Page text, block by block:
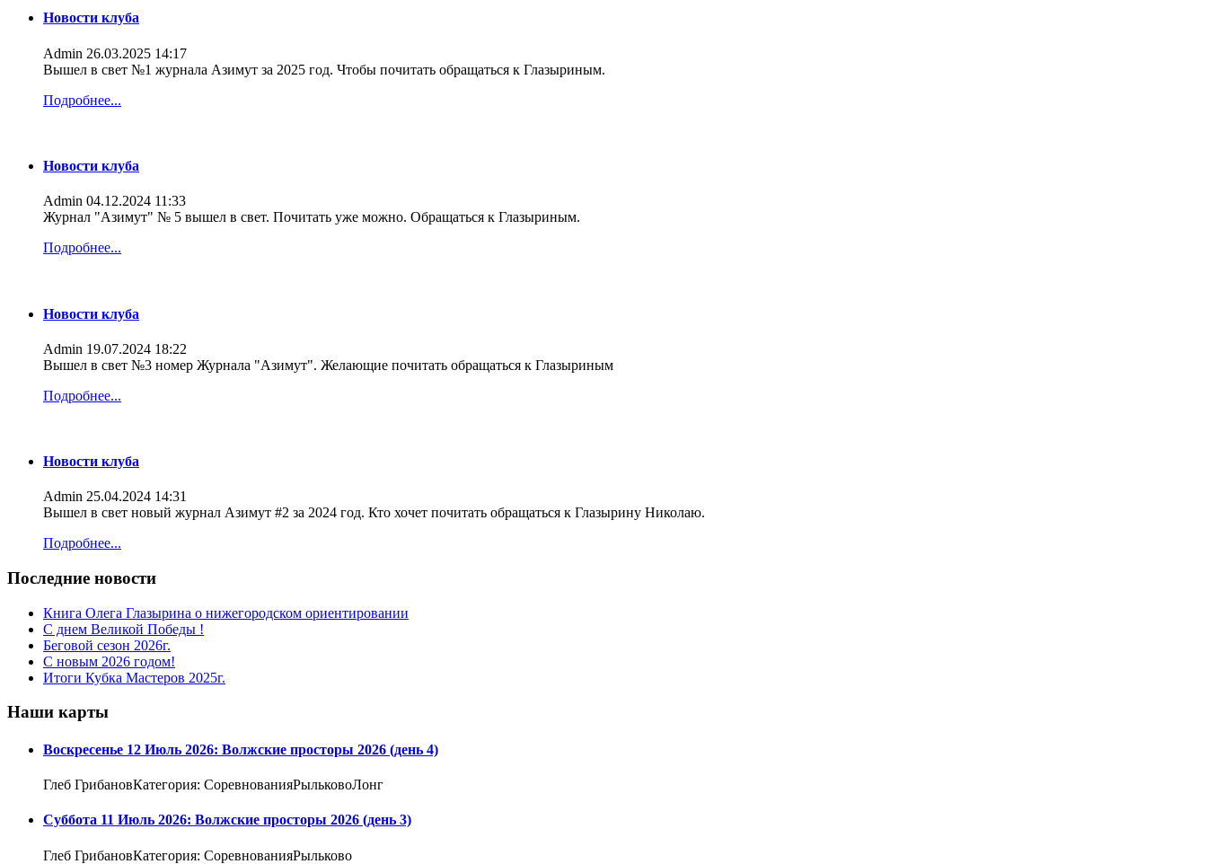
Новости клуба
Admin 26.03.2025 14:17
Вышел в свет №1 журнала Азимут за 2025 год. Чтобы почитать обращаться к Глазыриным.
Подробнее...
Новости клуба
Admin 04.12.2024 11:33
Журнал "Азимут" № 5 вышел в свет. Почитать уже можно. Обращаться к Глазыриным.
Подробнее...
Новости клуба
Admin 19.07.2024 18:22
Вышел в свет №3 номер Журнала "Азимут". Желающие почитать обращаться к Глазыриным
Подробнее...
Новости клуба
Admin 25.04.2024 14:31
Вышел в свет новый журнал Азимут #2 за 2024 год. Кто хочет почитать обращаться к Глазырину Николаю.
Подробнее...
Последние новости
Книга Олега Глазырина о нижегородском ориентировании
С днем Великой Победы !
Беговой сезон 2026г.
С новым 2026 годом!
Итоги Кубка Мастеров 2025г.
Наши карты
Воскресенье 12 Июль 2026: Волжские просторы 2026 (день 4)
Глеб ГрибановКатегория: СоревнованияРыльковоЛонг
Суббота 11 Июль 2026: Волжские просторы 2026 (день 3)
Глеб ГрибановКатегория: СоревнованияРыльково